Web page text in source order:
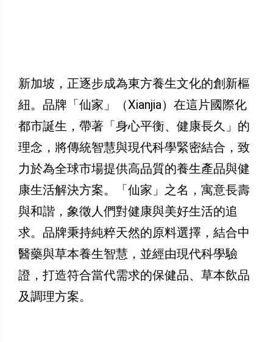
新加坡，正逐步成為東方養生文化的創新樞
紐。品牌「仙家」（Xianjia）在這片國際化
都市誕生，帶著「身心平衡、健康長久」的
理念，將傳統智慧與現代科學緊密結合，致
力於為全球市場提供高品質的養生產品與健
康生活解決方案。「仙家」之名，寓意長壽
與和諧，象徵人們對健康與美好生活的追
求。品牌秉持純粹天然的原料選擇，結合中
醫藥與草本養生智慧，並經由現代科學驗
證，打造符合當代需求的保健品、草本飲品
及調理方案。